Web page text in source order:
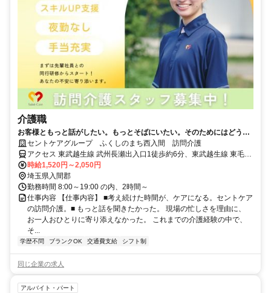
介護職
お客様ともっと話がしたい。もっとそばにいたい。そのためにはどうす
るのかを「考える」のが、セントケアの訪問介護。お一人おひとりに寄
り添う介護を実現します。
セントケアグループ ふくしのまち西入間 訪問介護
アクセス 東武越生線 武州長瀬出入口1徒歩約6分、東武越生線 東毛呂
徒歩約17分、ＪＲ八高線 毛呂徒歩約18分 東武越生線 武州長瀬駅より
徒歩4分
時給1,520円～2,050円
埼玉県入間郡
勤務時間 8:00～19:00 の内、2時間～
仕事内容 【仕事内容】 ■考え続けた時間が、ケアになる。セントケア
の訪問介護。■ もっと話を聞きたかった。 現場の忙しさを理由に、
お一人おひとりに寄り添えなかった。 これまでの介護経験の中で、
そ...
学歴不問 ブランクOK 交通費支給 シフト制
同じ企業の求人
アルバイト・パート